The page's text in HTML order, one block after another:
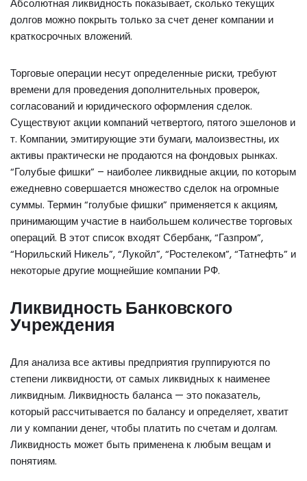
Абсолютная ликвидность показывает, сколько текущих
долгов можно покрыть только за счет денег компании и
краткосрочных вложений.
Торговые операции несут определенные риски, требуют
времени для проведения дополнительных проверок,
согласований и юридического оформления сделок.
Существуют акции компаний четвертого, пятого эшелонов и
т. Компании, эмитирующие эти бумаги, малоизвестны, их
активы практически не продаются на фондовых рынках.
“Голубые фишки” – наиболее ликвидные акции, по которым
ежедневно совершается множество сделок на огромные
суммы. Термин “голубые фишки” применяется к акциям,
принимающим участие в наибольшем количестве торговых
операций. В этот список входят Сбербанк, “Газпром”,
“Норильский Никель”, “Лукойл”, “Ростелеком”, “Татнефть” и
некоторые другие мощнейшие компании РФ.
Ликвидность Банковского
Учреждения
Для анализа все активы предприятия группируются по
степени ликвидности, от самых ликвидных к наименее
ликвидным. Ликвидность баланса — это показатель,
который рассчитывается по балансу и определяет, хватит
ли у компании денег, чтобы платить по счетам и долгам.
Ликвидность может быть применена к любым вещам и
понятиям.